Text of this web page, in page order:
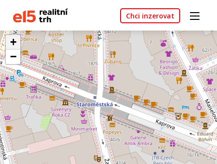
Chci inzerovat
+
−